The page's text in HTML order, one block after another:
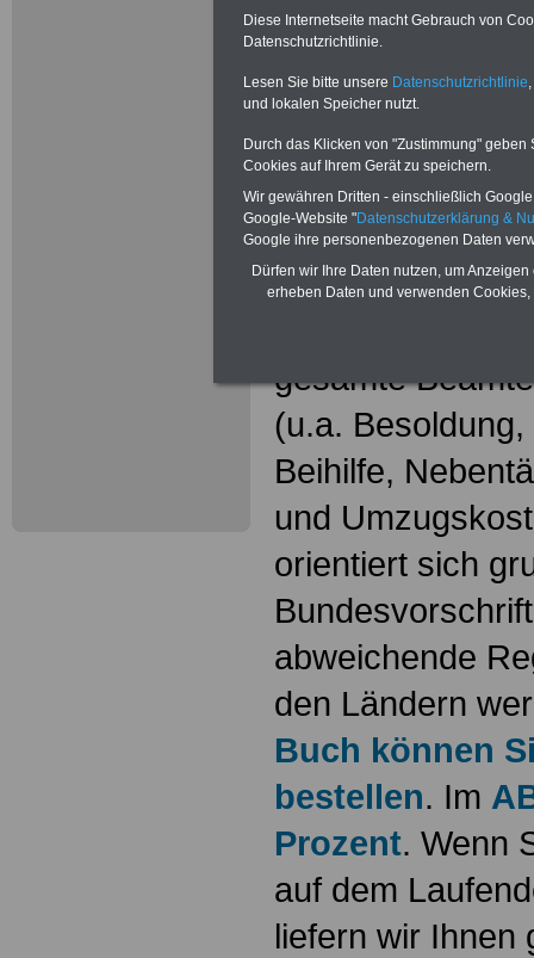
Neu
Beamte
Das beliebte
gesamte
(u.a.
Beihilfe,
und
orientiert sich
abweichende
den Ländern
Buch können
bestellen. Im
Prozent. Wenn
auf dem
liefern wir
Diese Internetseite macht Gebrauch von
Datenschutzrichtlinie.
Lesen Sie bitte unsere Datenschutzrichtlinie
und lokalen Speicher nutzt.
Durch das Klicken von "Zustimmung"
Cookies auf Ihrem Gerät zu speichern.
Wir gewähren Dritten - einschließlich
Google-Website "Datenschutzerklärung &
Google ihre personenbezogenen Daten
Dürfen wir Ihre Daten nutzen, um
erheben Daten und verwenden